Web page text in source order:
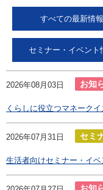
すべての最新情報
セミナー・イベント
2026年08月03日 お知
くらしに役立つマネーク
2026年07月31日 セミ
生活者向けセミナー・イベ
お知